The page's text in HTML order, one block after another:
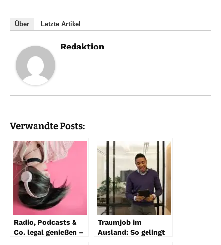
Über Letzte Artikel
Redaktion
Verwandte Posts:
Radio, Podcasts &
Co. legal genießen –
Traumjob im
Ausland: So gelingt